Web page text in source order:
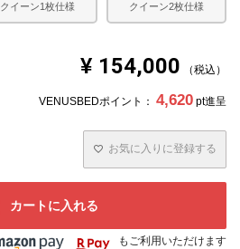
クイーン1枚仕様 クイーン2枚仕様
¥ 154,000 税込
VENUSBEDポイント： 4,620 pt進呈
お気に入りに登録する
カートに入れる
もご利用いただけます